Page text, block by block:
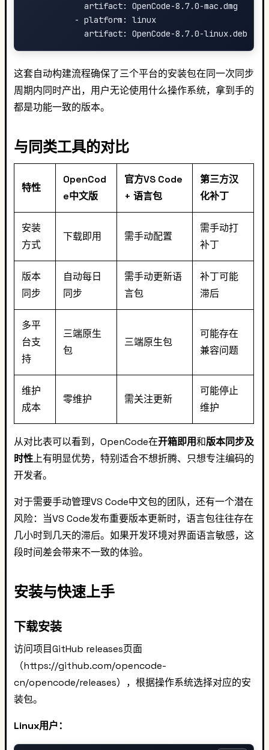
            artifact: OpenCode-8.7.0-mac.dmg
          - platform: linux
这套自动构建流程确保了三个平台的安装包在同一次同步
周期内同时产出，用户无论使用什么操作系统，拿到手的
都是功能一致的版本。
与同类工具的对比
特性
OpenCod
e中文版
官方VS Code
+ 语言包
第三方汉
化补丁
安装
方式
下载即用 需手动配置
需手动打
补丁
版本
同步
自动每日
同步
需手动更新语
言包
补丁可能
滞后
多平
台支
持
三端原生
包
三端原生包
可能存在
兼容问题
维护
成本
零维护 需关注更新
可能停止
维护
从对比表可以看到，OpenCode在开箱即用和版本同步及
时性上有明显优势，特别适合不想折腾、只想专注编码的
开发者。
对于需要手动管理VS Code中文包的团队，还有一个潜在
风险：当VS Code发布重要版本更新时，语言包往往存在
几小时到几天的滞后。如果开发环境对界面语言敏感，这
段时间差会带来不一致的体验。
安装与快速上手
下载安装
访问项目GitHub releases页面
（https://github.com/opencode-
cn/opencode/releases），根据操作系统选择对应的安
装包。
Linux用户：